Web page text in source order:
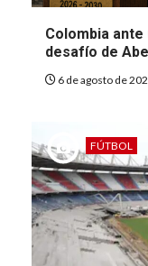
Colombia
desafío de
6 de agosto de
FÚTBOL